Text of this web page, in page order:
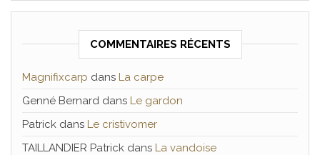
COMMENTAIRES RÉCENTS
Magnifixcarp dans La carpe
Genné Bernard dans Le gardon
Patrick dans Le cristivomer
TAILLANDIER Patrick dans La vandoise